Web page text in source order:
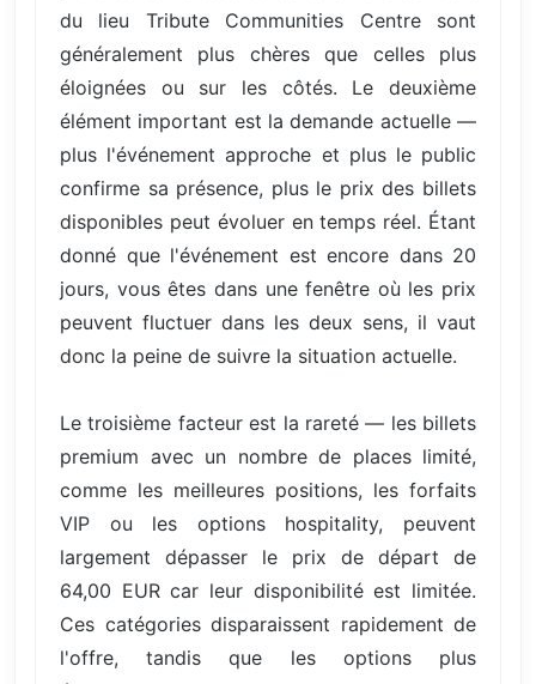
du lieu Tribute Communities Centre sont
généralement plus chères que celles plus
éloignées ou sur les côtés. Le deuxième
élément important est la demande actuelle —
plus l'événement approche et plus le public
confirme sa présence, plus le prix des billets
disponibles peut évoluer en temps réel. Étant
donné que l'événement est encore dans 20
jours, vous êtes dans une fenêtre où les prix
peuvent fluctuer dans les deux sens, il vaut
donc la peine de suivre la situation actuelle.
Le troisième facteur est la rareté — les billets
premium avec un nombre de places limité,
comme les meilleures positions, les forfaits
VIP ou les options hospitality, peuvent
largement dépasser le prix de départ de
64,00 EUR car leur disponibilité est limitée.
Ces catégories disparaissent rapidement de
l'offre, tandis que les options plus